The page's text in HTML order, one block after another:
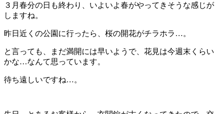
３月春分の日も終わり、いよいよ春がやってきそうな感じが
しますね。
昨日近くの公園に行ったら、桜の開花がチラホラ…。
と言っても、まだ満開には早いようで、花見は今週末くらい
かな…なんて思っています。
待ち遠しいですね…。